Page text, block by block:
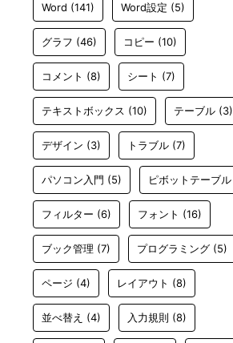
Word (141) Word設定 (5)
グラフ (46) コピー (10)
コメント (8) シート (7)
テキストボックス (10) テーブル (3)
デザイン (3) トラブル (7)
パソコン入門 (5) ピボットテーブル
フィルター (6) フォント (16)
ブック管理 (7) プログラミング (5)
ページ (4) レイアウト (8)
並べ替え (4) 入力規則 (8)